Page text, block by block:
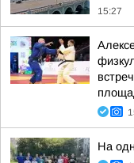
15:27
На